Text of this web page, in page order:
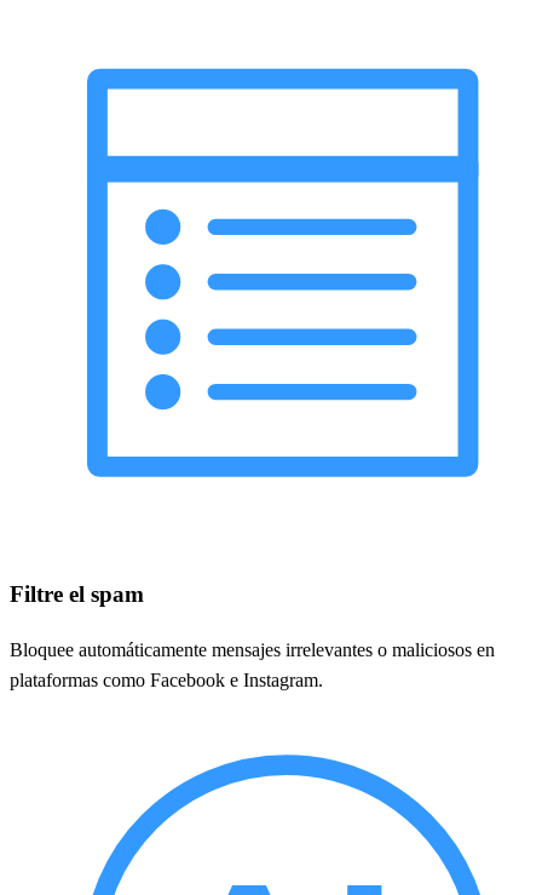
Filtre el spam
Bloquee automáticamente mensajes irrelevantes o maliciosos en
plataformas como Facebook e Instagram.